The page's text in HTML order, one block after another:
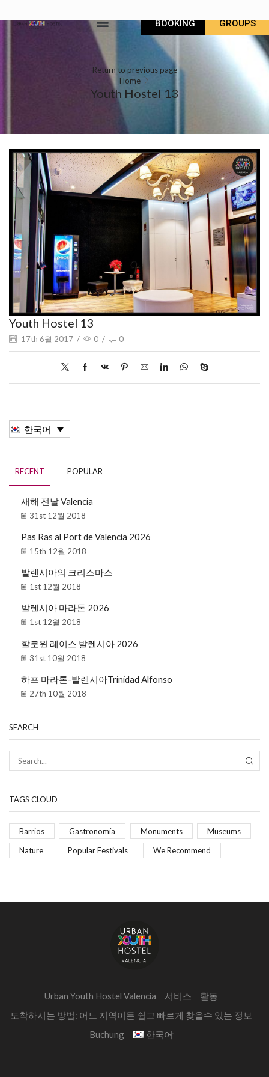
BOOKING GROUPS
Return to previous page
Home
Youth Hostel 13
Youth Hostel 13
17th 6월 2017 / 0 / 0
한국어
RECENT POPULAR
새해 전날 Valencia
31st 12월 2018
Pas Ras al Port de Valencia 2026
15th 12월 2018
발렌시아의 크리스마스
1st 12월 2018
발렌시아 마라톤 2026
1st 12월 2018
할로윈 레이스 발렌시아 2026
31st 10월 2018
하프 마라톤-발렌시아Trinidad Alfonso
27th 10월 2018
SEARCH
TAGS CLOUD
Barrios Gastronomía Monuments Museums
Nature Popular Festivals We Recommend
Urban Youth Hostel Valencia 서비스
활동
도착하시는 방법: 어느 지역이든 쉽고 빠르게 찾을수 있는 정보
Buchung
한국어